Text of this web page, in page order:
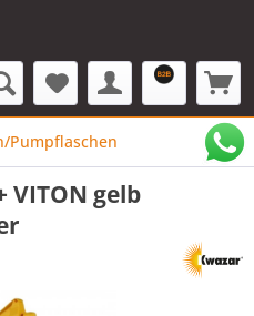
Pumpflaschen
VITON gelb